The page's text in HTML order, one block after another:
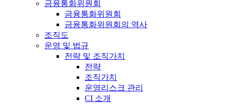
금융통화위원회
금융통화위원회
금융통화위원회의 역사
조직도
운영 및 법규
전략 및 조직가치
전략
조직가치
운영리스크 관리
CI 소개